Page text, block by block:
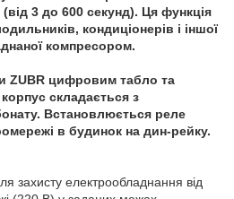
3 до 600 секунд). Ця функція
кондиціонерів і іншої
компресором.
ZUBR цифровим табло та
складається з
Встановлюється реле
в будинок на дин-рейку.
захисту електрообладнання від